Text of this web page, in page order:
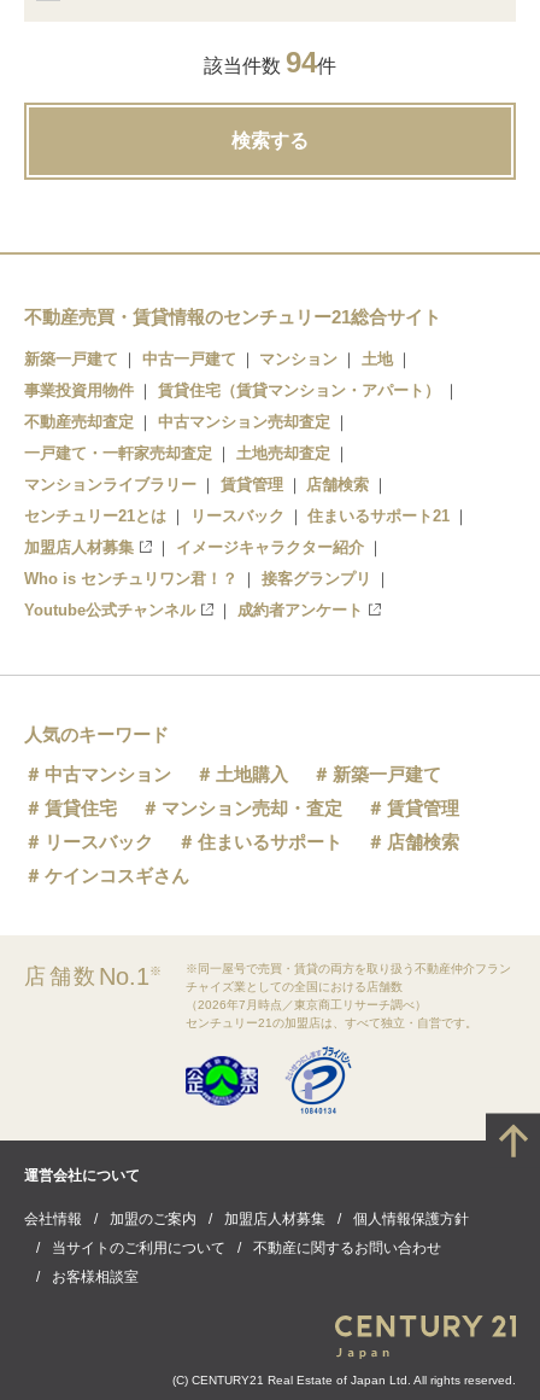
該当件数 94件
検索する
不動産売買・賃貸情報のセンチュリー21総合サイト
新築一戸建て 中古一戸建て マンション
土地
事業投資用物件
賃貸住宅（賃貸マンション・アパート）
不動産売却査定
中古マンション売却査定
一戸建て・一軒家売却査定
土地売却査定
マンションライブラリー
賃貸管理
店舗検索
センチュリー21とは
リースバック
住まいるサポート21
加盟店人材募集
イメージキャラクター紹介
Who is センチュリワン君！？
接客グランプリ
Youtube公式チャンネル
成約者アンケート
人気のキーワード
中古マンション
土地購入
新築一戸建て
賃貸住宅
マンション売却・査定
賃貸管理
リースバック
住まいるサポート
店舗検索
ケインコスギさん
店舗数 No.1※
※同一屋号で売買・賃貸の両方を取り扱う不動産仲介フラン
チャイズ業としての全国における店舗数
（2026年7月時点／東京商工リサーチ調べ）
センチュリー21の加盟店は、すべて独立・自営です。
運営会社について
会社情報 加盟のご案内 加盟店人材募集
個人情報保護方針
当サイトのご利用について
不動産に関するお問い合わせ
お客様相談室
(C) CENTURY21 Real Estate of Japan Ltd. All rights reserved.